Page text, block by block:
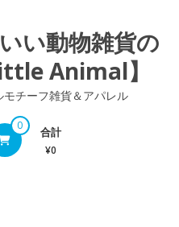
い動物雑貨の
Animal】
チーフ雑貨＆アパレル
0 合計
¥0